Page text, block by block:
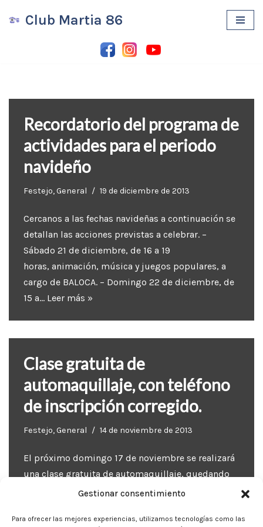
Gestionar consentimiento
Para ofrecer las mejores experiencias, utilizamos tecnologías como las
Club Martia 86
Recordatorio del programa de
actividades para el periodo
navideño
Festejo,General 19 de diciembre de 2013
Cercanos a las fechas navideñas a continuación se
detallan las acciones previstas a celebrar. –
Sábado 21 de diciembre, de 16 a 19
horas, animación, música y juegos populares, a
cargo de BALOCA. – Domingo 22 de diciembre, de
15 a… Leer más »
Clase gratuita de
automaquillaje, con teléfono
de inscripción corregido.
Festejo,General 14 de noviembre de 2013
El próximo domingo 17 de noviembre se realizará
una clase gratuita de automaquillaje, quedando
invitadas todas las socias y beneficarias del club.
horas. La clase de belleza será realizada por…Leer